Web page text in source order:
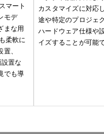
マート
モデ
まな用
柔軟に
、
置な
でも導
カスタマイズに対応
途や特定のプロジェ
ハードウェア仕様や
イズすることが可能で